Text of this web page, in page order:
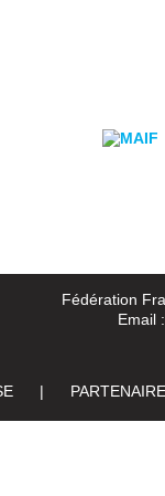
Fédération
Email :
|